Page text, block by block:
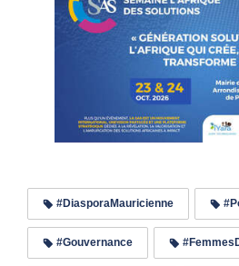
#DiasporaMauricienne
#Gouvernance